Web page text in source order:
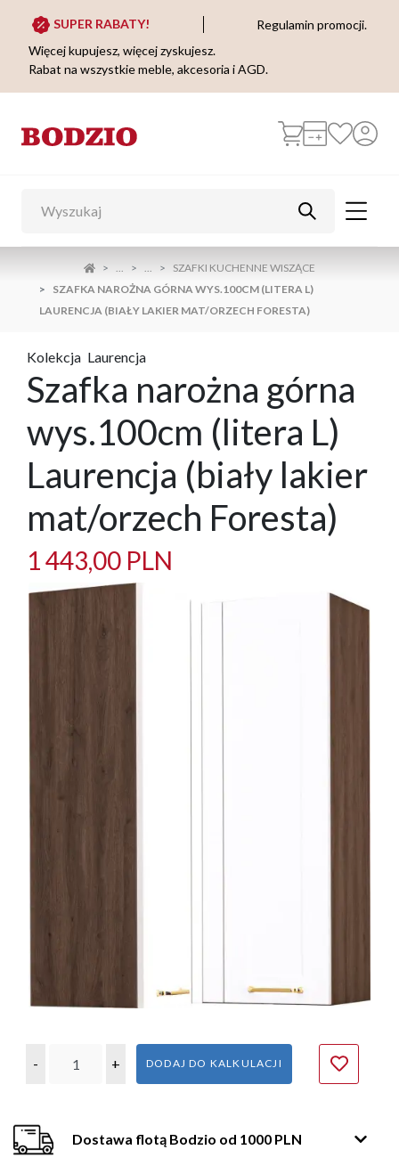
SUPER RABATY!
Regulamin promocji.
Więcej kupujesz, więcej zyskujesz.
Rabat na wszystkie meble, akcesoria i AGD.
... ...
SZAFKI KUCHENNE WISZĄCE
SZAFKA NAROŻNA GÓRNA WYS.100CM (LITERA L)
LAURENCJA (BIAŁY LAKIER MAT/ORZECH FORESTA)
Kolekcja Laurencja
Szafka narożna górna
wys.100cm (litera L)
Laurencja (biały lakier
mat/orzech Foresta)
1 443,00 PLN
- + DODAJ DO KALKULACJI
Dostawa flotą Bodzio od 1000 PLN